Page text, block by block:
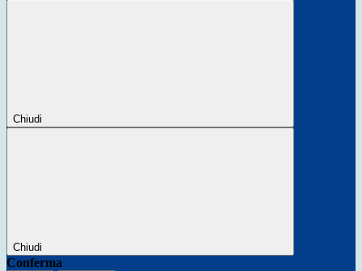
Chiudi
Chiudi
Conferma